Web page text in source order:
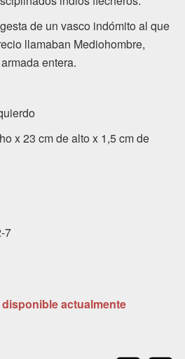
de un vasco indómito al que
llamaban Mediohombre,
entera.
x 23 cm de alto x 1,5 cm de
7
actualmente